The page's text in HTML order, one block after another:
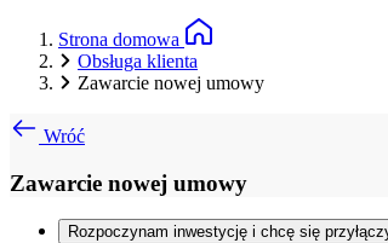
Strona domowa
Obsługa klienta
Zawarcie nowej umowy
Wróć
Zawarcie nowej umowy
Rozpoczynam inwestycję i chcę się